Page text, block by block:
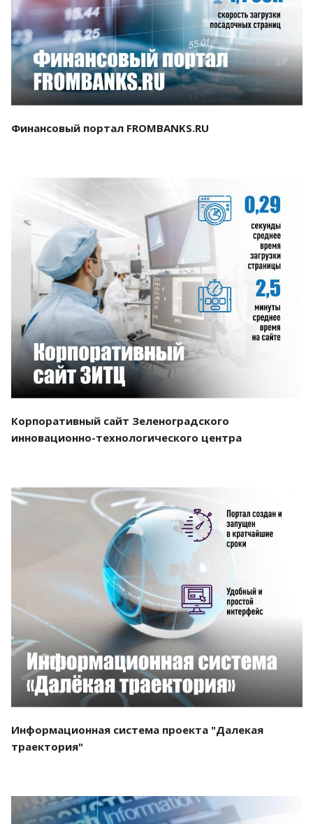
Смотреть проект
Финансовый портал FROMBANKS.RU
Смотреть проект
Корпоративный сайт Зеленоградского
инновационно-технологического центра
Смотреть проект
Информационная система проекта "Далекая
траектория"